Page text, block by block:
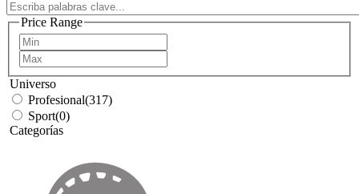
Price Range
Universo
Profesional(317)
Sport(0)
Categorías